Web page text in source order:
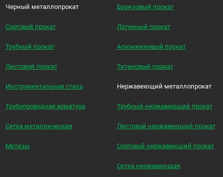
Черный металлопрокат
Сортовой прокат
Трубный прокат
Листовой прокат
Инструментальная сталь
Трубопроводная арматура
Сетка металлическая
Метизы
Бронзовый прокат
Латунный прокат
Алюминиевый прокат
Титановый прокат
Нержавеющий металлопрокат
Трубный нержавеющий прокат
Листовой нержавеющий прокат
Сортовой нержавеющий прокат
Сетка нержавеющая